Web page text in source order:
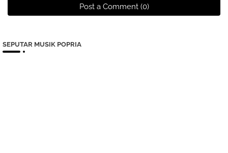
Post a Comment (0)
SEPUTAR MUSIK POPRIA